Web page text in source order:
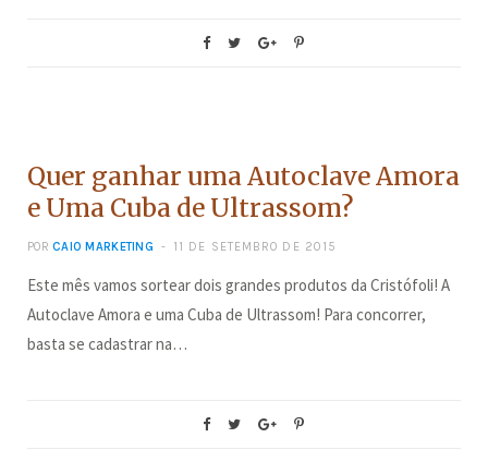
Quer ganhar uma Autoclave Amora
e Uma Cuba de Ultrassom?
POR CAIO MARKETING 11 DE SETEMBRO DE 2015
Este mês vamos sortear dois grandes produtos da Cristófoli! A
Autoclave Amora e uma Cuba de Ultrassom! Para concorrer,
basta se cadastrar na…